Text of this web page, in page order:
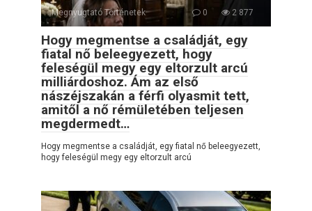
Megnyugtató Történetek 0 2 877
Hogy megmentse a családját, egy
fiatal nő beleegyezett, hogy
feleségül megy egy eltorzult arcú
milliárdoshoz. Ám az első
nászéjszakán a férfi olyasmit tett,
amitől a nő rémületében teljesen
megdermedt…
Hogy megmentse a családját, egy fiatal nő beleegyezett,
hogy feleségül megy egy eltorzult arcú